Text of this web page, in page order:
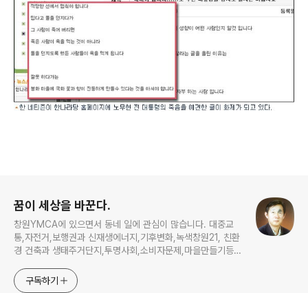
꿈이 세상을 바꾼다.
창원YMCA에 있으면서 동네 일에 관심이 많습니다. 대중교
통,자전거,보행권과 신재생에너지,기후변화,녹색창원21, 친환
경 건축과 생태주거단지,투명사회,소비자문제,마을만들기등...
구독하기